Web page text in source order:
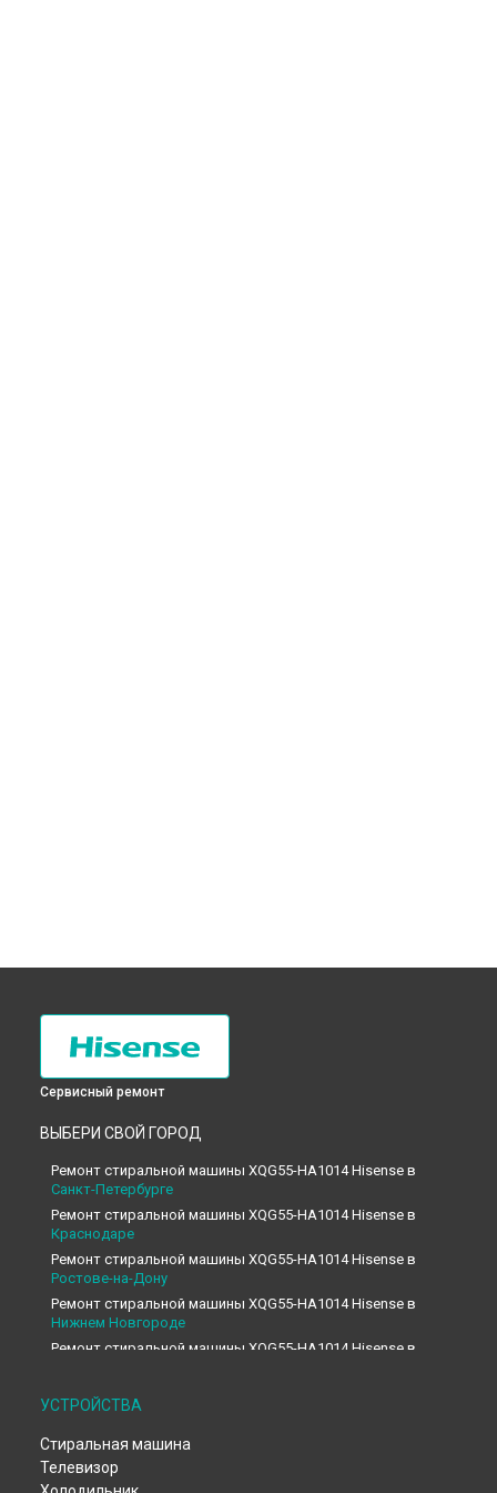
Сервисный ремонт
ВЫБЕРИ СВОЙ ГОРОД
Ремонт стиральной машины XQG55-HA1014 Hisense в
Санкт-Петербурге
Ремонт стиральной машины XQG55-HA1014 Hisense в
Краснодаре
Ремонт стиральной машины XQG55-HA1014 Hisense в
Ростове-на-Дону
Ремонт стиральной машины XQG55-HA1014 Hisense в
Нижнем Новгороде
Ремонт стиральной машины XQG55-HA1014 Hisense в
Ремонт стиральной машины XQG55-HA1014 Hisense в
Челябинске
Ремонт стиральной машины XQG55-HA1014 Hisense в
Екатеринбурге
Ремонт стиральной машины XQG55-HA1014 Hisense в
УСТРОЙСТВА
Стиральная машина
Телевизор